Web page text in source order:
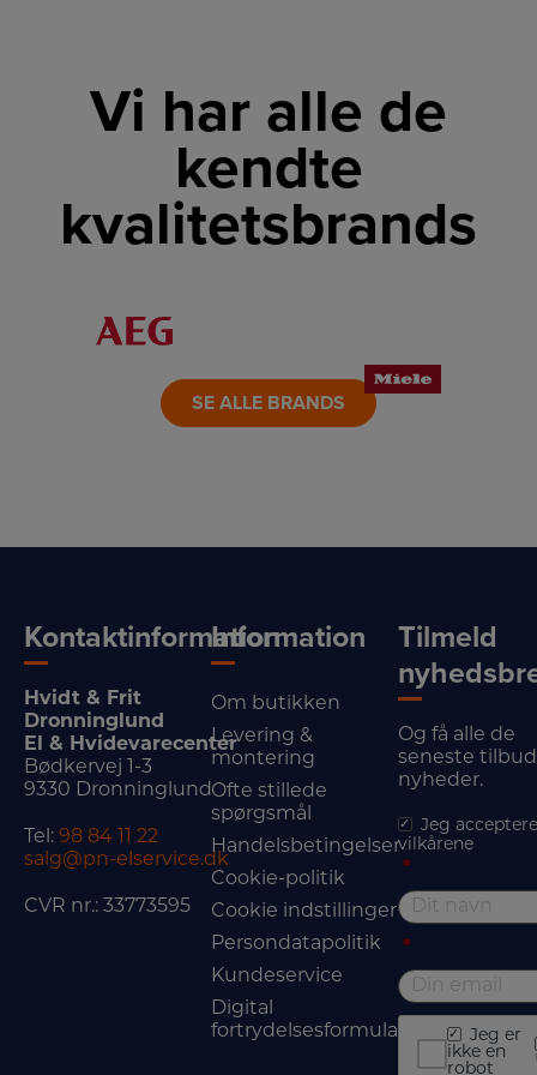
Vi har alle de
kendte
kvalitetsbrands
LINK
SE ALLE BRANDS
Kontaktinformation
Hvidt & Frit
Dronninglund
El & Hvidevarecenter
Bødkervej 1-3
9330 Dronninglund
Tel: 98 84 11 22
salg@pn-elservice.dk
CVR nr.: 33773595
Information
Om butikken
Levering &
montering
Ofte stillede
spørgsmål
Handelsbetingelser
Cookie-politik
Cookie indstillinger
Persondatapolitik
Kundeservice
Digital
fortrydelsesformular
Tilmeld
Og få alle de
seneste
nyheder.
Jeg
vilkårene
*
*
Jeg er
ikke en
robot